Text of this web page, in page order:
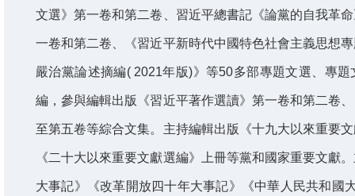
文選》第一卷和第二卷、習近平總書記《論黨的自我革
一卷和第二卷、《習近平新時代中國特色社會主義思想
嚴治黨論述摘編( 2021年版)》等50多部專題文選、專
編，參與編輯出版《習近平著作選讀》第一卷和第二卷
至第五卷等綜合文集。主持編輯出版《十九大以來重要
《二十大以來重要文獻選編》上冊等黨和國家重要文獻
大事記》《改革開放四十年大事記》《中華人民共和國